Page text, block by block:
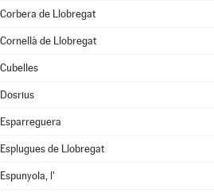
Corbera de Llobregat
Cornellà de Llobregat
Cubelles
Dosrius
Esparreguera
Esplugues de Llobregat
Espunyola, l'